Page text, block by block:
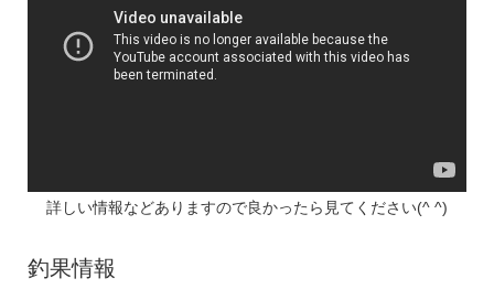
詳しい情報などありますので良かったら見てください(^ ^)
釣果情報